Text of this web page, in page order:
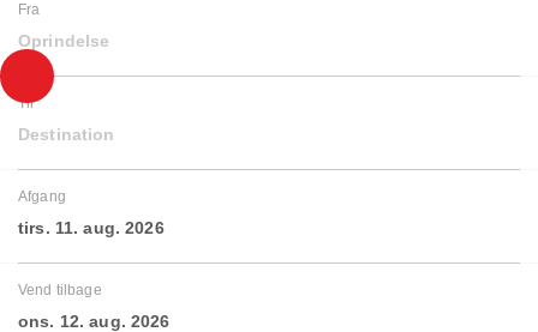
Fra
Oprindelse
Til
Destination
Afgang
tirs. 11. aug. 2026
Vend tilbage
ons. 12. aug. 2026